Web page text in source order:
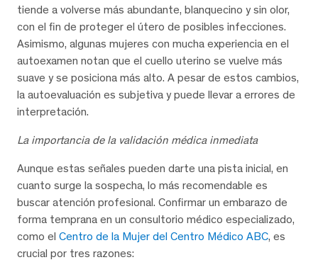
tiende a volverse más abundante, blanquecino y sin olor,
con el fin de proteger el útero de posibles infecciones.
Asimismo, algunas mujeres con mucha experiencia en el
autoexamen notan que el cuello uterino se vuelve más
suave y se posiciona más alto. A pesar de estos cambios,
la autoevaluación es subjetiva y puede llevar a errores de
interpretación.
La importancia de la validación médica inmediata
Aunque estas señales pueden darte una pista inicial, en
cuanto surge la sospecha, lo más recomendable es
buscar atención profesional. Confirmar un embarazo de
forma temprana en un consultorio médico especializado,
como el Centro de la Mujer del Centro Médico ABC, es
crucial por tres razones: